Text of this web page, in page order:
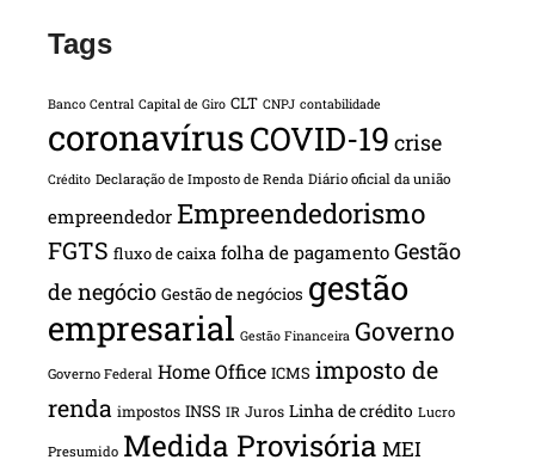
Tags
Banco Central Capital de Giro CLT CNPJ contabilidade
coronavírusCOVID-19 crise
Crédito Declaração de Imposto de Renda Diário oficial da união
empreendedor Empreendedorismo
FGTS fluxo de caixa folha de pagamento Gestão
de negócio Gestão de negócios gestão
empresarial Gestão Financeira Governo
Governo Federal Home Office ICMS imposto de
renda impostos INSS IR Juros Linha de crédito Lucro
Presumido Medida Provisória MEI